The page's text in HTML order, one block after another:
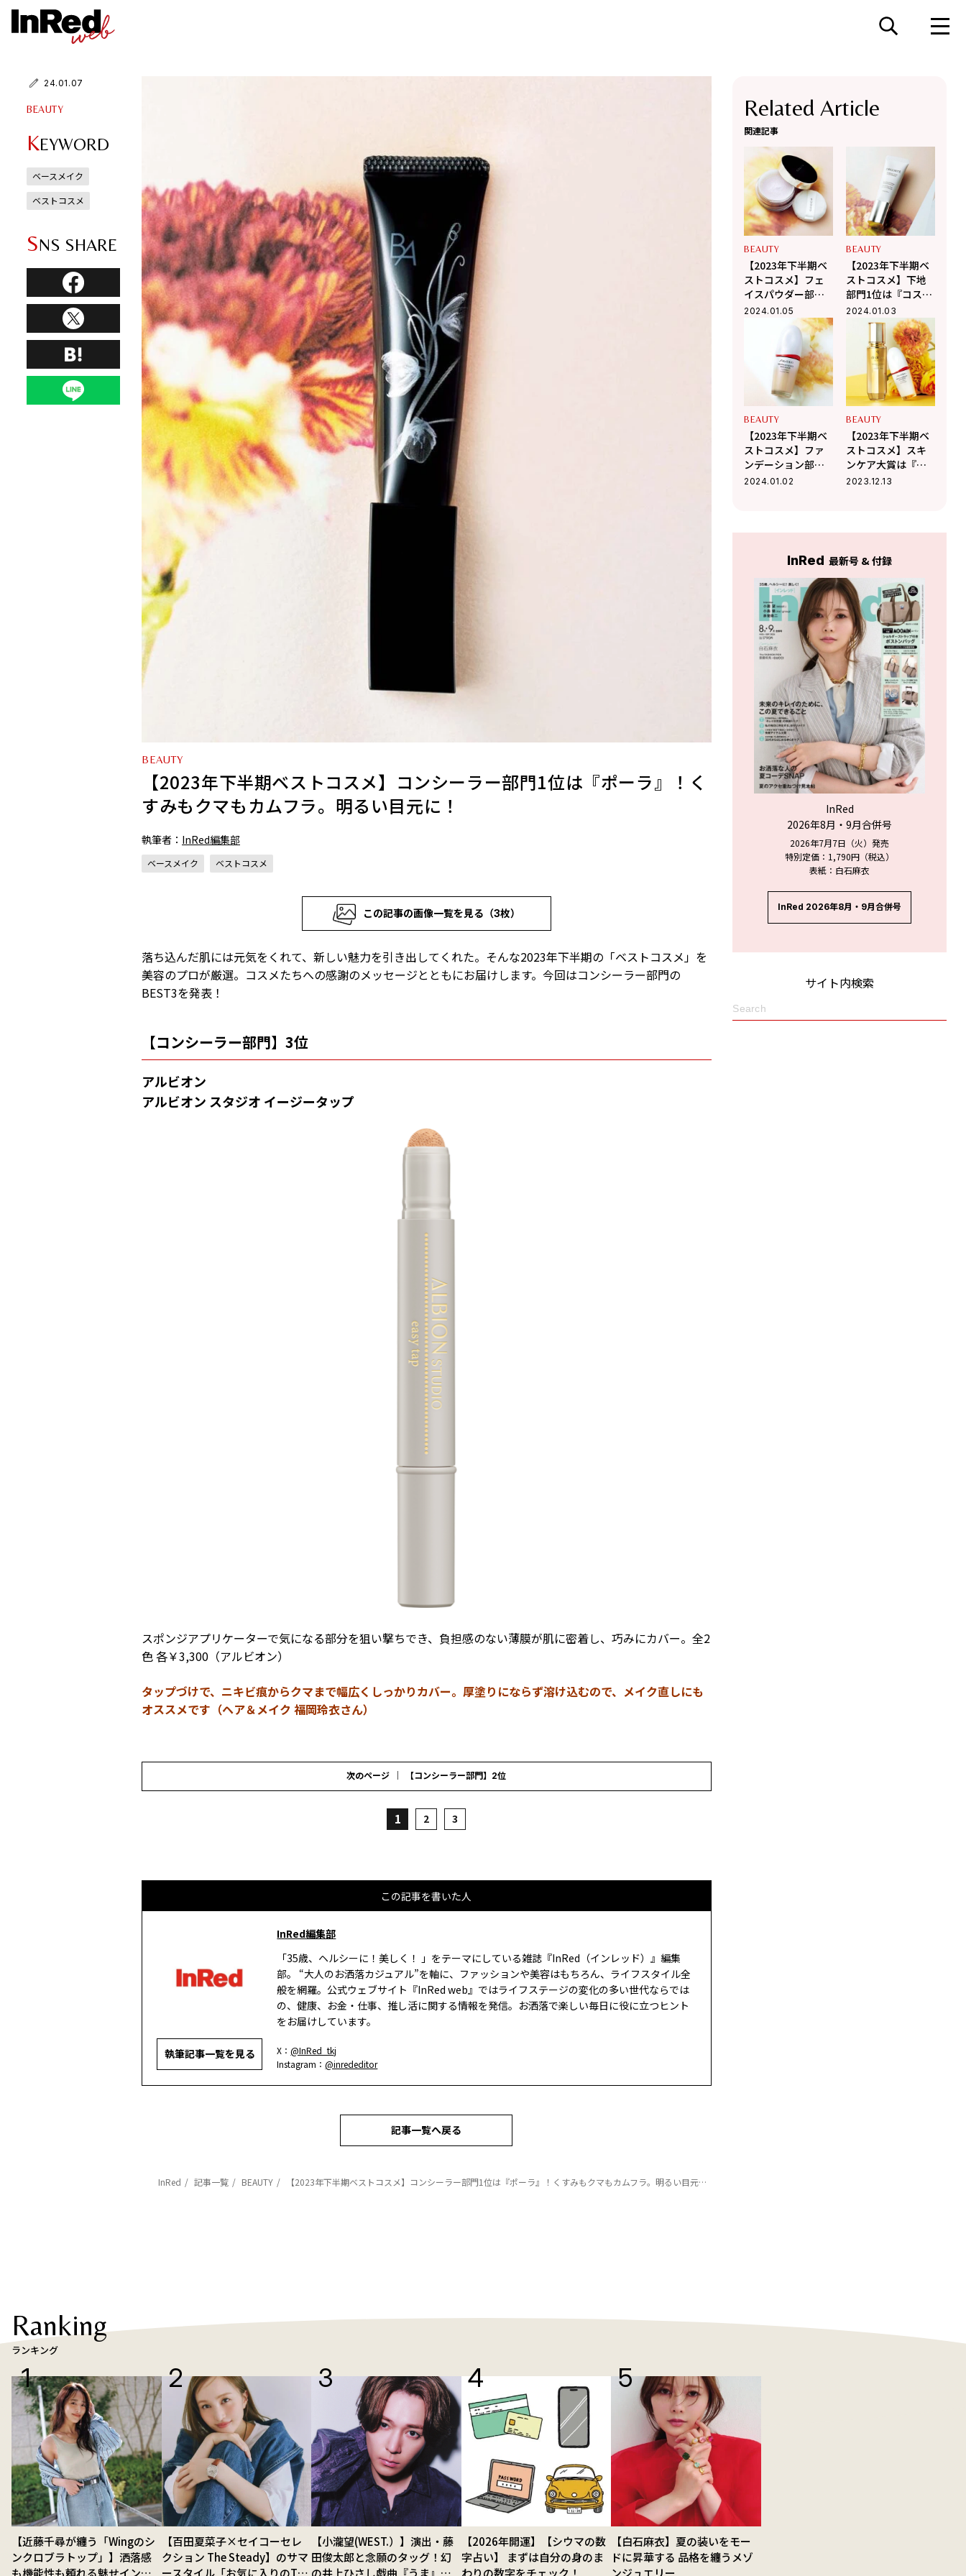
BEAUTY
【2023年下半期ベストコスメ】コンシーラー部門1位は『ポーラ』！く
すみもクマもカムフラ。明るい目元に！
執筆者： InRed編集部
ベースメイク ベストコスメ
この記事の画像一覧を見る（3枚）
落ち込んだ肌には元気をくれて、新しい魅力を引き出してくれた――。そんな2023年下半期の「ベストコスメ」を
美容のプロが厳選。コスメたちへの感謝のメッセージとともにお届けします。今回はコンシーラー部門の
BEST3を発表！
【コンシーラー部門】3位
アルビオン
アルビオン スタジオ イージータップ
スポンジアプリケーターで気になる部分を狙い撃ちでき、負担感のない薄膜が肌に密着し、巧みにカバー。 全2
色 各￥3,300（アルビオン）
タップづけで、ニキビ痕からクマまで幅広くしっかりカバー。厚塗りにならず溶け込むので、メイク直しにも
オススメです（ヘア＆メイク 福岡玲衣さん）
次のページ 【コンシーラー部門】2位
1 2 3
この記事を書いた人
執筆記事一覧を見る
InRed編集部
「35歳、ヘルシーに！美しく！ 」をテーマにしている雑誌『InRed（インレッド）』編集
部。 “大人のお洒落カジュアル”を軸に、ファッションや美容はもちろん、ライフスタイル全
般を網羅。公式ウェブサイト『InRed web』ではライフステージの変化の多い世代ならでは
の、健康、お金・仕事、推し活に関する情報を発信。お洒落で楽しい毎日に役に立つヒント
をお届けしています。
X：@InRed_tkj
Instagram：@inrededitor
記事一覧へ戻る
InRed 記事一覧 BEAUTY 【2023年下半期ベストコスメ】コンシーラー部門1位は『ポーラ』！くすみもクマもカムフラ。明るい目元に！
24.01.07
BEAUTY
KEYWORD
ベースメイク
ベストコスメ
SNS SHARE
Related Article
関連記事
BEAUTY
【2023年下半期ベ
ストコスメ】フェ
イスパウダー部門1
位は『スック』！
乾燥せずしっと
り。ツヤと透明感
が爆誕！
2024.01.05
BEAUTY
【2023年下半期ベ
ストコスメ】下地
部門1位は『コスメ
デコルテ』！毛穴
も色ムラも整え、
まるで調子のいい
素肌に！
2024.01.03
BEAUTY
【2023年下半期ベ
ストコスメ】ファ
ンデーション部門1
位は
2024.01.02
BEAUTY
【2023年下半期ベ
ストコスメ】スキ
ンケア大賞は『ク
レポ』のハリ美容
容液ファンデ！
2023.12.13
InRed 最新号 & 付録
InRed
2026年8月・9月合併号
2026年7月7日（火）発売
特別定価：1,790円（税込）
表紙：白石麻衣
InRed 2026年8月・9月合併号
サイト内検索
Ranking
ランキング
【近藤千尋が纏う「Wingのシ
ンクロブラトップ」】洒落感
も機能性も頼れる魅せインナ
【百田夏菜子×セイコーセレ
クション The Steady】のサマ
ースタイル「お気に入りのTシ
【小瀧望(WEST.）】演出・藤
田俊太郎と念願のタッグ！幻
の井上ひさし戯曲『うま』で
【2026年開運】【シウマの数
字占い】 まずは自分の身のま
わりの数字をチェック！
【白石麻衣】夏の装いをモー
ドに昇華する 品格を纏うメゾ
ンジュエリー